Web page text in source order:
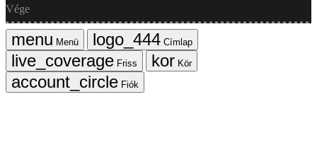
Vége
Menü
Címlap
Friss
Kör
Fiók